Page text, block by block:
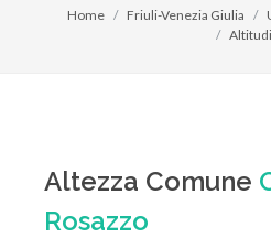
Home Friuli-Venezia Giulia
Altezza Comune
Rosazzo